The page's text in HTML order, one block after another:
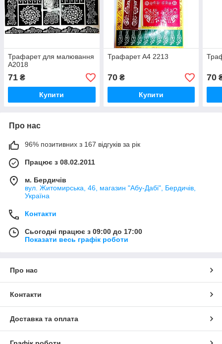
Трафарет для малювання
А2018
71 ₴
Купити
Трафарет А4 2213
70₴
Купити
70
Про нас
96% позитивних з 167 відгуків за рік
Працює з 08.02.2011
м. Бердичів
вул. Житомирська, 46, магазин "Абу-Дабі", Бердичів,
Україна
Контакти
Сьогодні працює з 09:00 до 17:00
Показати весь графік роботи
Про нас
Контакти
Доставка та оплата